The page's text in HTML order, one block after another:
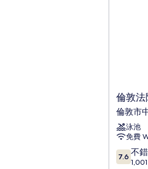
倫
敦
法
院
酒
店
倫
倫敦法
倫敦市
泳池
免費
7.6
分
7.6 不錯